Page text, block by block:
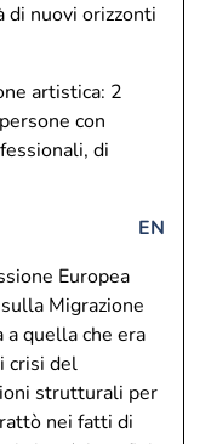
di nuovi orizzonti
artistica: 2
con
di
EN
Europea
Migrazione
quella che era
crisi del
strutturali per
nei fatti di